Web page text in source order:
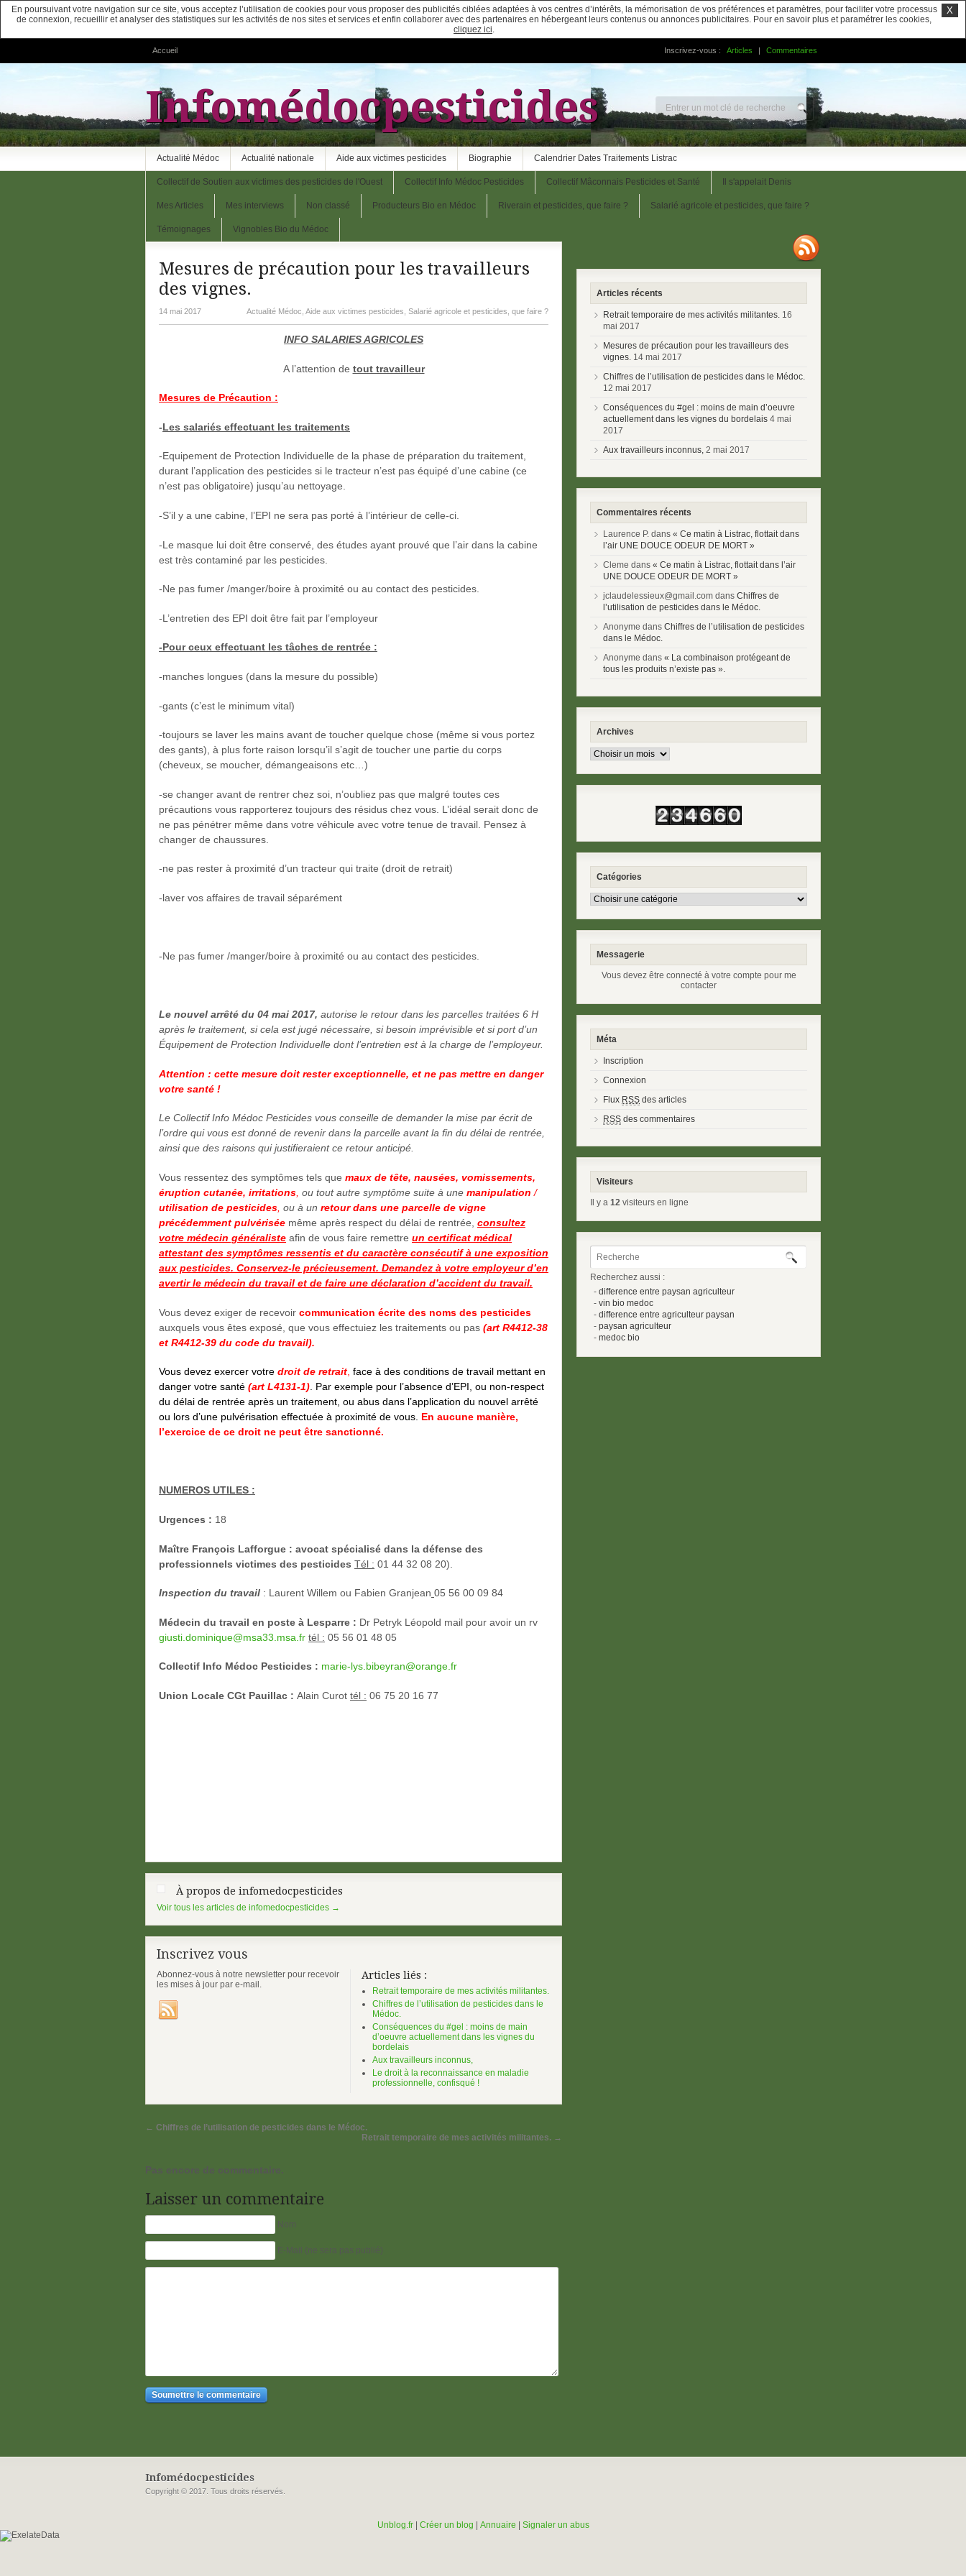
Accueil Inscrivez-vous : Articles | Commentaires
Infomédocpesticides
Actualité Médoc Actualité nationale Aide aux victimes pesticides Biographie Calendrier Dates Traitements Listrac
Collectif de Soutien aux victimes des pesticides de l'Ouest Collectif Info Médoc Pesticides Collectif Mâconnais Pesticides et Santé Il s'appelait Denis
Mes Articles Mes interviews Non classé Producteurs Bio en Médoc Riverain et pesticides, que faire ? Salarié agricole et pesticides, que faire ?
Témoignages Vignobles Bio du Médoc
Mesures de précaution pour les travailleurs
des vignes.
14 mai 2017 Actualité Médoc Aide aux victimes pesticides Salarié agricole et pesticides, que faire ?
INFO SALARIES AGRICOLES
A l’attention de tout travailleur
Mesures de Précaution :
-Les salariés effectuant les traitements
-Equipement de Protection Individuelle de la phase de préparation du traitement,
durant l’application des pesticides si le tracteur n’est pas équipé d’une cabine (ce
n’est pas obligatoire) jusqu’au nettoyage.
-S’il y a une cabine, l’EPI ne sera pas porté à l’intérieur de celle-ci.
-Le masque lui doit être conservé, des études ayant prouvé que l’air dans la cabine
est très contaminé par les pesticides.
-Ne pas fumer /manger/boire à proximité ou au contact des pesticides.
-L’entretien des EPI doit être fait par l’employeur
-Pour ceux effectuant les tâches de rentrée :
-manches longues (dans la mesure du possible)
-gants (c’est le minimum vital)
-toujours se laver les mains avant de toucher quelque chose (même si vous portez
des gants), à plus forte raison lorsqu’il s’agit de toucher une partie du corps
(cheveux, se moucher, démangeaisons etc…)
-se changer avant de rentrer chez soi, n’oubliez pas que malgré toutes ces
précautions vous rapporterez toujours des résidus chez vous. L’idéal serait donc de
ne pas pénétrer même dans votre véhicule avec votre tenue de travail. Pensez à
changer de chaussures.
-ne pas rester à proximité d’un tracteur qui traite (droit de retrait)
-laver vos affaires de travail séparément
-Ne pas fumer /manger/boire à proximité ou au contact des pesticides.
Le nouvel arrêté du 04 mai 2017, autorise le retour dans les parcelles traitées 6 H
après le traitement, si cela est jugé nécessaire, si besoin imprévisible et si port d’un
Équipement de Protection Individuelle dont l’entretien est à la charge de l’employeur.
Attention : cette mesure doit rester exceptionnelle, et ne pas mettre en danger
votre santé !
Le Collectif Info Médoc Pesticides vous conseille de demander la mise par écrit de
l’ordre qui vous est donné de revenir dans la parcelle avant la fin du délai de rentrée,
ainsi que des raisons qui justifieraient ce retour anticipé.
Vous ressentez des symptômes tels que maux de tête, nausées, vomissements,
éruption cutanée, irritations ou tout autre symptôme suite à une manipulation /
utilisation de pesticides ou à un retour dans une parcelle de vigne
précédemment pulvérisée même après respect du délai de rentrée, consultez
votre médecin généraliste afin de vous faire remettre un certificat médical
attestant des symptômes ressentis et du caractère consécutif à une exposition
aux pesticides. Conservez-le précieusement. Demandez à votre employeur d’en
avertir le médecin du travail et de faire une déclaration d’accident du travail.
Vous devez exiger de recevoir communication écrite des noms des pesticides
auxquels vous êtes exposé, que vous effectuiez les traitements ou pas (art R4412-38
et R4412-39 du code du travail).
Vous devez exercer votre droit de retrait, face à des conditions de travail mettant en
danger votre santé (art L4131-1). Par exemple pour l’absence d’EPI, ou non-respect
du délai de rentrée après un traitement, ou abus dans l’application du nouvel arrêté
ou lors d’une pulvérisation effectuée à proximité de vous. En aucune manière,
l’exercice de ce droit ne peut être sanctionné.
NUMEROS UTILES :
Urgences : 18
Maître François Lafforgue : avocat spécialisé dans la défense des
professionnels victimes des pesticides Tél : 01 44 32 08 20).
Inspection du travail : Laurent Willem ou Fabien Granjean 05 56 00 09 84
Médecin du travail en poste à Lesparre : Dr Petryk Léopold mail pour avoir un rv
giusti.dominique@msa33.msa.fr tél : 05 56 01 48 05
Collectif Info Médoc Pesticides : marie-lys.bibeyran@orange.fr
Union Locale CGt Pauillac : Alain Curot tél : 06 75 20 16 77
À propos de infomedocpesticides
Voir tous les articles de infomedocpesticides →
Inscrivez vous
Abonnez-vous à notre newsletter pour recevoir
les mises à jour par e-mail.
Articles liés :
Retrait temporaire de mes activités militantes.
Chiffres de l’utilisation de pesticides dans le
Médoc.
Conséquences du #gel : moins de main
d’oeuvre actuellement dans les vignes du
bordelais
Aux travailleurs inconnus,
Le droit à la reconnaissance en maladie
professionnelle, confisqué !
← Chiffres de l’utilisation de pesticides dans le Médoc.
Retrait temporaire de mes activités militantes. →
Pas encore de commentaire.
Laisser un commentaire
Nom
E-Mail (ne sera pas publié)
Articles récents
Retrait temporaire de mes activités militantes. 16
mai 2017
Mesures de précaution pour les travailleurs des
vignes. 14 mai 2017
Chiffres de l’utilisation de pesticides dans le Médoc.
12 mai 2017
Conséquences du #gel : moins de main d’oeuvre
actuellement dans les vignes du bordelais 4 mai
2017
Aux travailleurs inconnus, 2 mai 2017
Commentaires récents
Laurence P. dans « Ce matin à Listrac, flottait dans
l’air UNE DOUCE ODEUR DE MORT »
Cleme dans « Ce matin à Listrac, flottait dans l’air
UNE DOUCE ODEUR DE MORT »
jclaudelessieux@gmail.com dans Chiffres de
l’utilisation de pesticides dans le Médoc.
Anonyme dans Chiffres de l’utilisation de pesticides
dans le Médoc.
Anonyme dans « La combinaison protégeant de
tous les produits n’existe pas ».
Archives
Catégories
Messagerie
Vous devez être connecté à votre compte pour me
contacter
Méta
Inscription
Connexion
Flux RSS des articles
RSS des commentaires
Visiteurs
Il y a 12 visiteurs en ligne
Recherchez aussi :
- difference entre paysan agriculteur
- vin bio medoc
- difference entre agriculteur paysan
- paysan agriculteur
- medoc bio
Infomédocpesticides
Copyright © 2017. Tous droits réservés.
En poursuivant votre navigation sur ce site, vous acceptez l’utilisation de cookies pour vous proposer des publicités ciblées adaptées à vos centres d’intérêts, la mémorisation de vos préférences et paramètres, pour faciliter votre processus
de connexion, recueillir et analyser des statistiques sur les activités de nos sites et services et enfin collaborer avec des partenaires en hébergeant leurs contenus ou annonces publicitaires. Pour en savoir plus et paramétrer les cookies,
cliquez ici.
X
Unblog.fr| Créer un blog Annuaire Signaler un abus